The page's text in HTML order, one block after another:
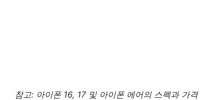
참고: 아이폰 16, 17 및 아이폰 에어의 스펙과 가격